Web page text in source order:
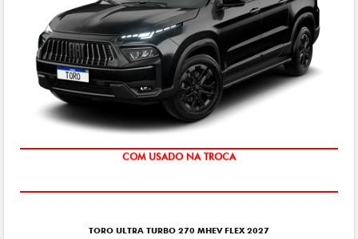
OPORTUNIDADE
TORO ULTRA TURBO 270 MHEV FLEX 2027